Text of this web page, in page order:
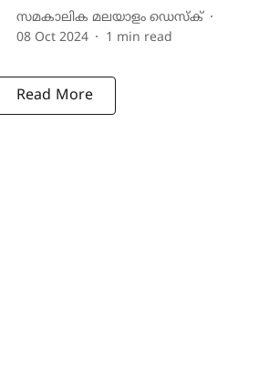
സമകാലിക മലയാളം ഡെസ്ക്
08 Oct 2024
1 min read
Read More